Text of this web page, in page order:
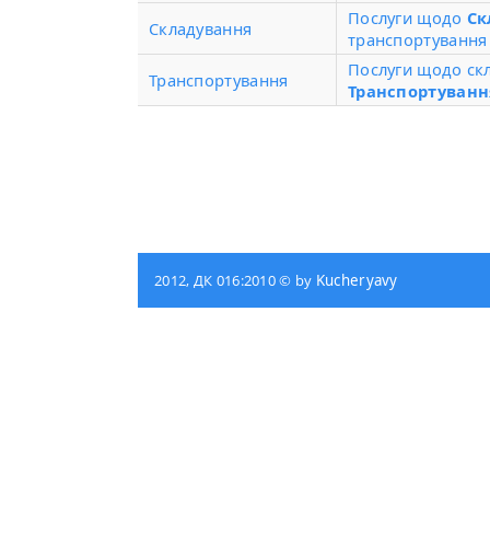
Складування
Послуги щодо
транспортування
Транспортування
Послуги щодо
2012, ДК 016:2010 © by Kucheryavy